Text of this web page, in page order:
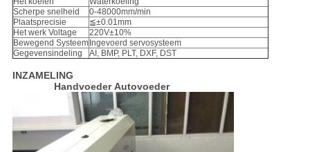
Scherpe snelheid
0-48000mm/min
Plaatsprecisie
≦±0.01mm
Het werk Voltage
220V±10%
Bewegend SysteemIngevoerd servosysteem
Gegevensindeling
AI, BMP, PLT, DXF, DST
INZAMELING
Handvoeder Autovoeder